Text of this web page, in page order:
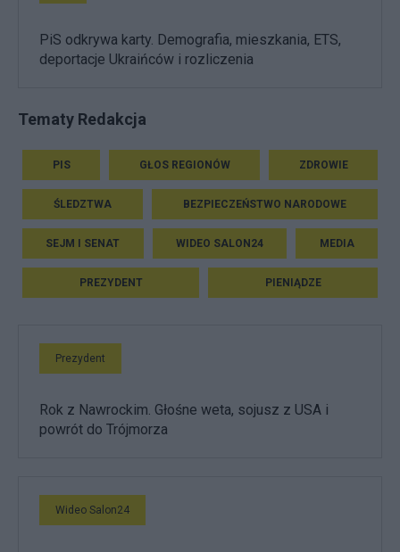
PiS odkrywa karty. Demografia, mieszkania, ETS,
deportacje Ukraińców i rozliczenia
Tematy Redakcja
PIS GŁOS REGIONÓW ZDROWIE
ŚLEDZTWA BEZPIECZEŃSTWO NARODOWE
SEJM I SENAT WIDEO SALON24 MEDIA
PREZYDENT PIENIĄDZE
Prezydent
Rok z Nawrockim. Głośne weta, sojusz z USA i
powrót do Trójmorza
Wideo Salon24